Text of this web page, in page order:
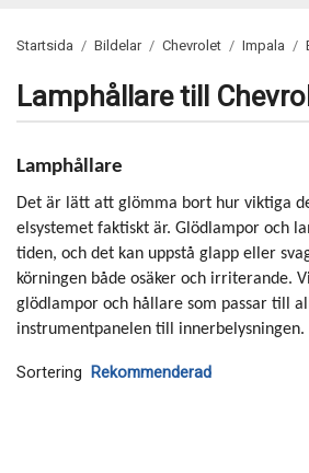
Startsida / Bildelar / Chevrolet / Impala /
Lamphållare till
Lamphållare
Det är lätt att glömma bort hur viktiga
elsystemet faktiskt är. Glödlampor och
tiden, och det kan uppstå glapp eller
körningen både osäker och irriterande.
glödlampor och hållare som passar till
instrumentpanelen till innerbelysningen.
Sortering